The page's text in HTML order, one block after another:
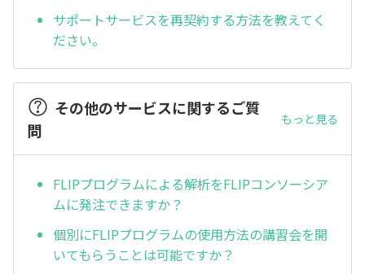
サポートサービスを再契約する方法を教えてく
ださい。
その他のサービスに関するご質
問
もっと見る
FLIPプログラムによる解析をFLIPコンソーシア
ムに発注できますか？
個別にFLIPプログラムの使用方法の講習会を開
いてもらうことは可能ですか？